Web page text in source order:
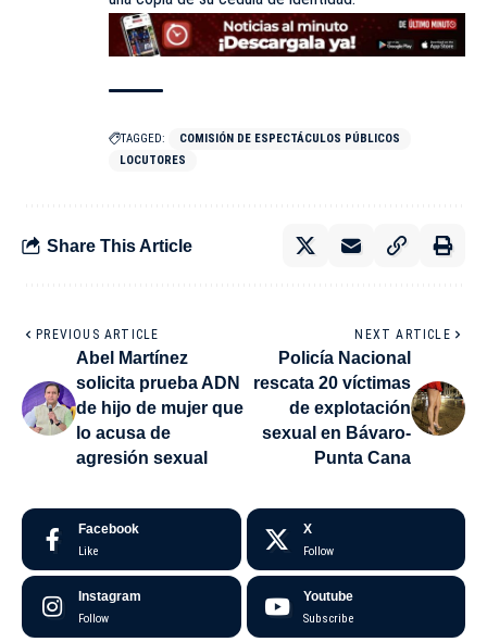
TAGGED:
COMISIÓN DE ESPECTÁCULOS PÚBLICOS
LOCUTORES
Share This Article
PREVIOUS ARTICLE
Abel Martínez
solicita prueba ADN
de hijo de mujer que
lo acusa de
agresión sexual
NEXT ARTICLE
Policía Nacional
rescata 20 víctimas
de explotación
sexual en Bávaro-
Punta Cana
Facebook
Like
X
Follow
Instagram
Follow
Youtube
Subscribe